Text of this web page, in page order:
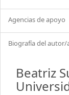
Agencias de apoyo
Biografía del autor/
Beatriz